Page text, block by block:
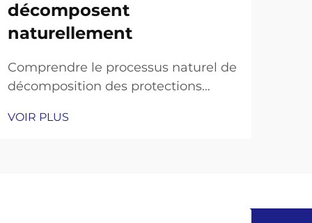
décomposent
naturellement
Comprendre le processus naturel de
décomposition des protections
prise de conscience
VOIR PLUS